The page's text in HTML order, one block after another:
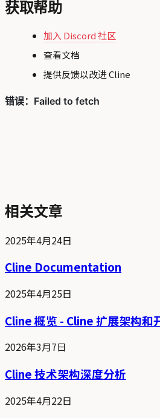
获取帮助
加入 Discord 社区
查看文档
提供反馈以改进 Cline
相关文章
2025年4月24日
Cline Documentation
2025年4月25日
Cline 概览 - Cline 扩展架构和
2026年3月7日
Cline 技术架构深度分析
2025年4月22日